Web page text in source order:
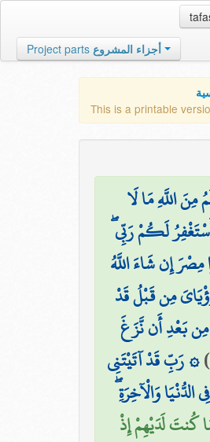
Project parts أجزاء المشروع
This is a printable
اللَّهِ مَا لَا
لَكُمْ رَبِّي
إِن شَاءَ اللَّهُ
مِن قَبْلُ قَدْ
بَعْدِ أَن نَّزَغَ
)۞ رَبِّ قَدْ آتَيْتَنِي
وَالْآخِرَةِ
كُنتَ لَدَيْهِمْ إِذْ